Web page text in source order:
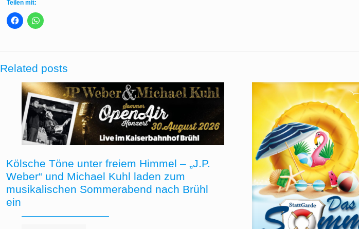
Teilen mit:
Related posts
Kölsche Töne unter freiem Himmel – „J.P.
Weber“ und Michael Kuhl laden zum
musikalischen Sommerabend nach Brühl
ein